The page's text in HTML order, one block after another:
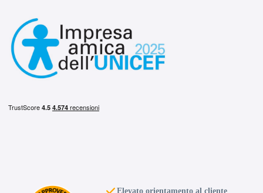
Elevato orientamento al cliente